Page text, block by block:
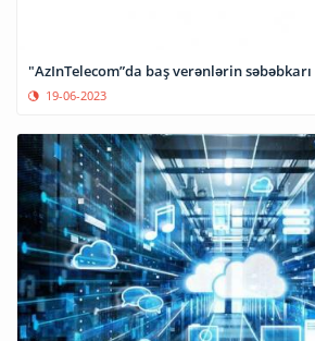
"AzInTelecom”da baş verənlərin
19-06-2023